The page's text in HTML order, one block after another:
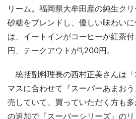
リーム。福岡県大牟田産の純生ク
砂糖をブレンドし、優しい味わい
は、イートインがコーヒーか紅茶
円、テークアウトが1,200円。
統括副料理長の西村正美さんは
マスに合わせて『スーパーあまお
売していて、買っていただく方も
の追加で『スーパーシリーズ』の